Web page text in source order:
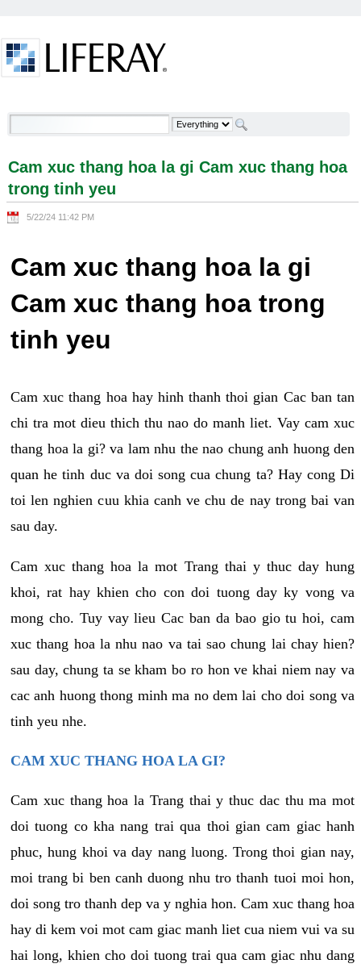
Cam xuc thang hoa la gi Cam xuc thang hoa trong
Cam xuc thang hoa la gi Cam xuc thang hoa
trong tinh yeu
5/22/24 11:42 PM
Cam xuc thang hoa la gi
Cam xuc thang hoa trong
tinh yeu
Cam xuc thang hoa hay hinh thanh thoi gian Cac ban tan
chi tra mot dieu thich thu nao do manh liet. Vay cam xuc
thang hoa la gi? va lam nhu the nao chung anh huong den
quan he tinh duc va doi song cua chung ta? Hay cong Di
toi len nghien cuu khia canh ve chu de nay trong bai van
sau day.
Cam xuc thang hoa la mot Trang thai y thuc day hung
khoi, rat hay khien cho con doi tuong day ky vong va
mong cho. Tuy vay lieu Cac ban da bao gio tu hoi, cam
xuc thang hoa la nhu nao va tai sao chung lai chay hien?
sau day, chung ta se kham bo ro hon ve khai niem nay va
cac anh huong thong minh ma no dem lai cho doi song va
tinh yeu nhe.
CAM XUC THANG HOA LA GI?
Cam xuc thang hoa la Trang thai y thuc dac thu ma mot
doi tuong co kha nang trai qua thoi gian cam giac hanh
phuc, hung khoi va day nang luong. Trong thoi gian nay,
moi trang bi ben canh duong nhu tro thanh tuoi moi hon,
doi song tro thanh dep va y nghia hon. Cam xuc thang hoa
hay di kem voi mot cam giac manh liet cua niem vui va su
hai long, khien cho doi tuong trai qua cam giac nhu dang